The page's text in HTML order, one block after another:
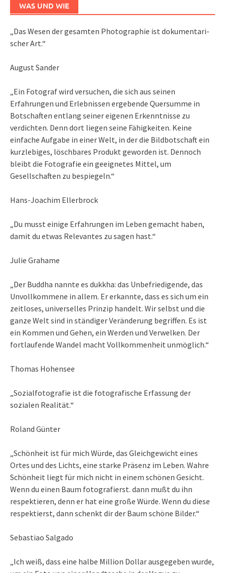
WAS UND WIE
„Das We­sen der ge­sam­ten Pho­to­gra­phie ist do­ku­men­ta­ri­
scher Art.“
August Sander
„Ein Fotograf wird versuchen, die sich aus seinen
Erfahrungen und Erlebnissen ergebende Quersumme in
Botschaften entlang seiner eigenen Erkenntnisse zu
verdichten. Denn dort liegen seine Fähigkeiten. Keine
einfache Aufgabe in einer Welt, in der die Bildbotschaft ein
kurzlebiges, löschbares Produkt geworden ist. Dennoch
bleibt die Fotografie ein geeignetes Mittel, um
Gesellschaften zu bespiegeln.“
Hans-Joachim Ellerbrock
„Du musst einige Erfahrungen im Leben gemacht haben,
damit du etwas Relevantes zu sagen hast.“
Julie Grahame
„Der Buddha nannte es dukkha: das Unbefriedigende, das
Unvollkommene in allem. Er erkannte, dass es sich um ein
zeitloses, universelles Prinzip handelt. Wir selbst und die
ganze Welt sind in ständiger Veränderung begriffen. Es ist
ein Kommen und Gehen, ein Werden und Verwelken. Der
fortlaufende Wandel macht Vollkommenheit unmöglich.“
Thomas Hohensee
„Sozialfotografie ist die fotografische Erfassung der
sozialen Realität.“
Roland Günter
„Schönheit ist für mich Würde, das Gleichgewicht eines
Ortes und des Lichts, eine starke Präsenz im Leben. Wahre
Schönheit liegt für mich nicht in einem schönen Gesicht.
Wenn du einen Baum fotografierst. dann mußt du ihn
respektieren, denn er hat eine große Würde. Wenn du diese
respektierst, dann schenkt dir der Baum schöne Bilder.“
Sebastiao Salgado
„Ich weiß, dass eine halbe Million Dollar ausgegeben wurde,